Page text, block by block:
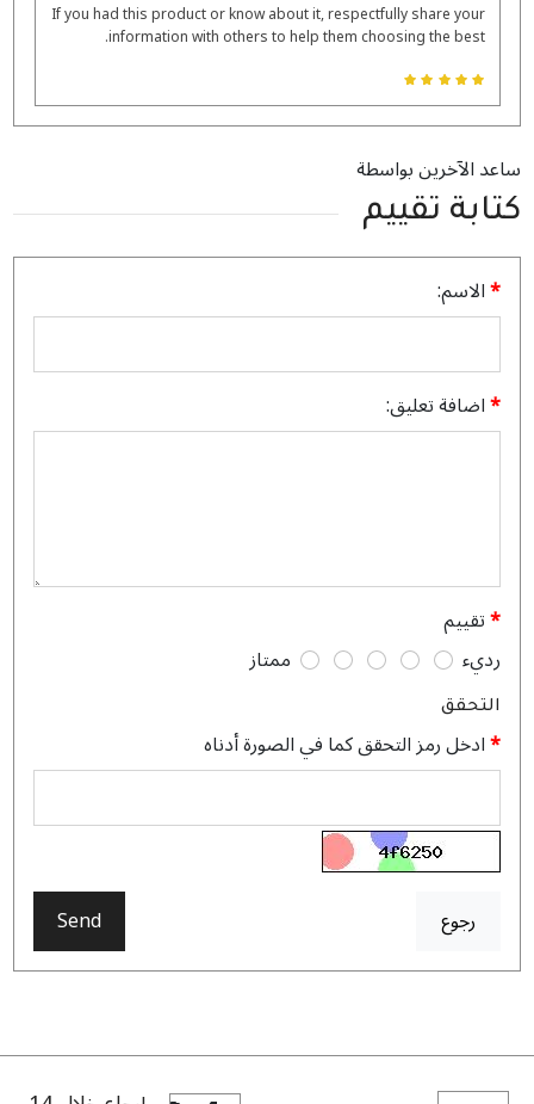
ساعد الآخرين بواسطة
كتابة تقييم
الاسم:
اضافة تعليق:
تقييم
رديء
ممتاز
التحقق
ادخل رمز التحقق كما في الصورة أدناه
رجوع Send
If you had this product or know about it, respectfully share your
information with others to help them choosing the best.